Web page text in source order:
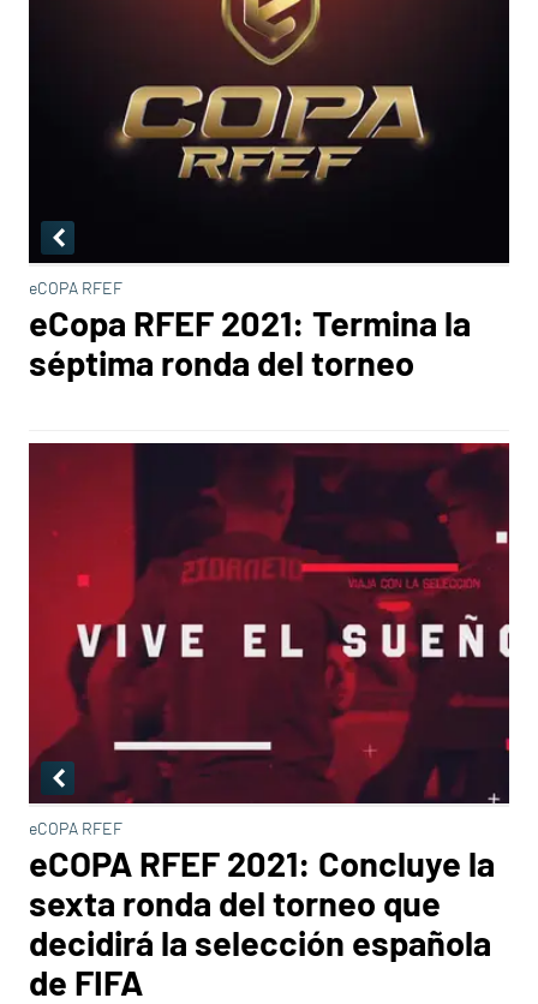
eCOPA RFEF
eCopa RFEF 2021: Termina la
séptima ronda del torneo
eCOPA RFEF
eCOPA RFEF 2021: Concluye la
sexta ronda del torneo que
decidirá la selección española
de FIFA